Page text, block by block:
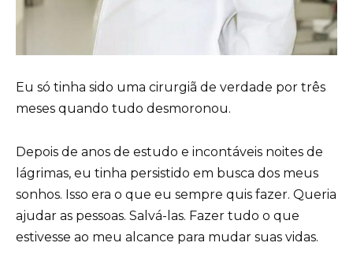
Eu só tinha sido uma cirurgiã de verdade por três
meses quando tudo desmoronou.
Depois de anos de estudo e incontáveis noites de
lágrimas, eu tinha persistido em busca dos meus
sonhos. Isso era o que eu sempre quis fazer. Queria
ajudar as pessoas. Salvá-las. Fazer tudo o que
estivesse ao meu alcance para mudar suas vidas.